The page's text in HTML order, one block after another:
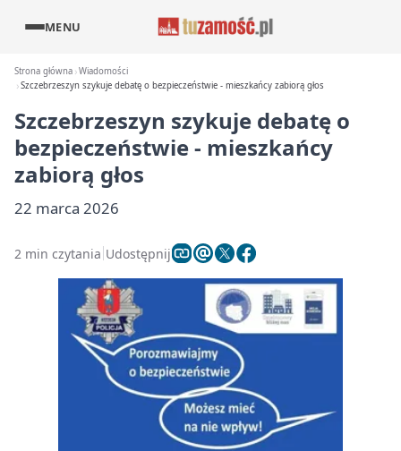
MENU
Strona główna Wiadomości
Szczebrzeszyn szykuje debatę o bezpieczeństwie - mieszkańcy zabiorą głos
Szczebrzeszyn szykuje debatę o
bezpieczeństwie - mieszkańcy
zabiorą głos
22 marca 2026
2 min czytania Udostępnij